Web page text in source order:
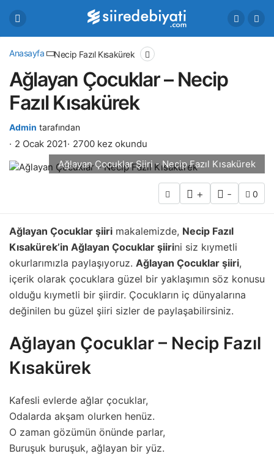
Anasayfa Necip Fazıl Kısakürek
Ağlayan Çocuklar – Necip
Fazıl Kısakürek
Admin tarafından
2 Ocak 2021
2700 kez okundu
Ağlayan Çocuklar Şiiri - Necip Fazıl Kısakürek
+ - 0
Ağlayan Çocuklar şiiri makalemizde, Necip Fazıl
Kısakürek’in Ağlayan Çocuklar şiirini siz kıymetli
okurlarımızla paylaşıyoruz. Ağlayan Çocuklar şiiri,
içerik olarak çocuklara güzel bir yaklaşımın söz konusu
olduğu kıymetli bir şiirdir. Çocukların iç dünyalarına
değinilen bu güzel şiiri sizler de paylaşabilirsiniz.
Ağlayan Çocuklar – Necip Fazıl
Kısakürek
Kafesli evlerde ağlar çocuklar,
Odalarda akşam olurken henüz.
O zaman gözümün önünde parlar,
Buruşuk buruşuk, ağlayan bir yüz.